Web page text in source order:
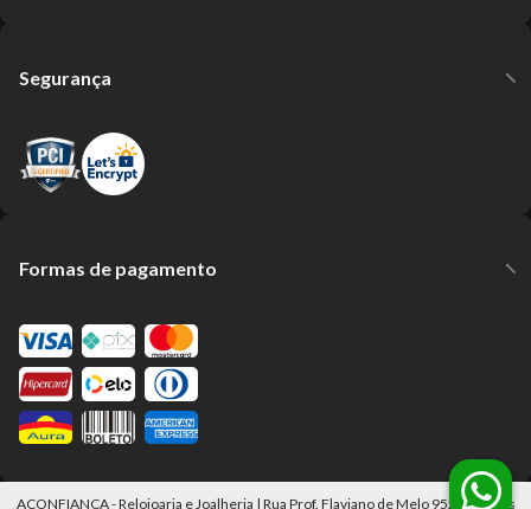
Segurança
Formas de pagamento
ACONFIANÇA - Relojoaria e Joalheria | Rua Prof. Flaviano de Melo 952 Mogi das